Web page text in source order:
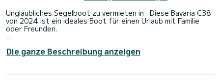
Unglaubliches Segelboot zu vermieten in . Diese Bavaria C38
von 2024 ist ein ideales Boot für einen Urlaub mit Familie
oder Freunden.
Platz für 8 Personen. Mit einer Gesamtlänge von 12 Metern
wird es Ihr bester Verbündeter sein, um einen
von
Die ganze Beschreibung anzeigen